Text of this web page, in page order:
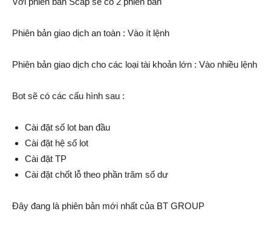
Phiên bản giao dịch an toàn : Vào ít lệnh
Phiên bản giao dịch cho các loại tài khoản lớn : Vào nhiều lệnh
Bot sẽ có các cấu hình sau :
Cài đặt số lot ban đầu
Cài đặt hệ số lot
Cài đặt TP
Cài đặt chốt lỗ theo phần trăm số dư
Đây đang là phiên bản mới nhất của BT GROUP